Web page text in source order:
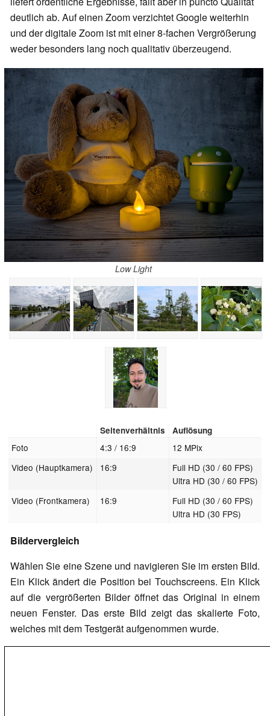
deutlich ab. Auf einen Zoom verzichtet Google weiterhin
und der digitale Zoom ist mit einer 8-fachen Vergrößerung
weder besonders lang noch qualitativ überzeugend.
Low Light
Seitenverhältnis Auflösung
Foto 4:3 / 16:9
12 MPix
Video (Hauptkamera)
16:9
Full HD (30 / 60 FPS)
Ultra HD (30 / 60 FPS)
Video (Frontkamera)
16:9
Full HD (30 / 60 FPS)
Ultra HD (30 FPS)
Bildervergleich
Wählen Sie eine Szene und navigieren Sie im ersten Bild.
Ein Klick ändert die Position bei Touchscreens. Ein Klick
auf die vergrößerten Bilder öffnet das Original in einem
neuen Fenster. Das erste Bild zeigt das skalierte Foto,
welches mit dem Testgerät aufgenommen wurde.